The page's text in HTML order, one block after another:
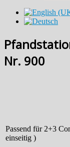
Nr. 900
Passend für 2+3
einseitig )